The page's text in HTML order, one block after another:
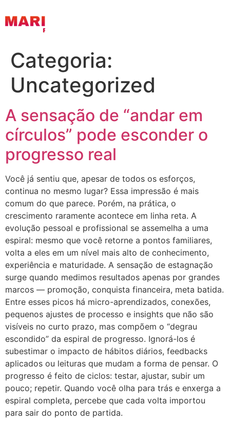
Categoria:
Uncategorized
A sensação de “andar em
círculos” pode esconder o
progresso real
Você já sentiu que, apesar de todos os esforços,
continua no mesmo lugar? Essa impressão é mais
comum do que parece. Porém, na prática, o
crescimento raramente acontece em linha reta. A
evolução pessoal e profissional se assemelha a uma
espiral: mesmo que você retorne a pontos familiares,
volta a eles em um nível mais alto de conhecimento,
experiência e maturidade. A sensação de estagnação
surge quando medimos resultados apenas por grandes
marcos — promoção, conquista financeira, meta batida.
Entre esses picos há micro-aprendizados, conexões,
pequenos ajustes de processo e insights que não são
visíveis no curto prazo, mas compõem o “degrau
escondido” da espiral de progresso. Ignorá-los é
subestimar o impacto de hábitos diários, feedbacks
aplicados ou leituras que mudam a forma de pensar. O
progresso é feito de ciclos: testar, ajustar, subir um
pouco; repetir. Quando você olha para trás e enxerga a
espiral completa, percebe que cada volta importou
para sair do ponto de partida.